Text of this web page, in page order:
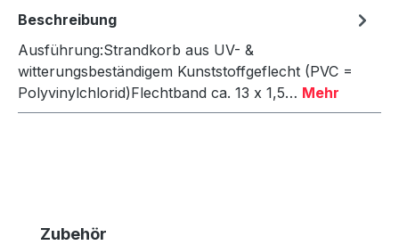
Beschreibung
Ausführung:Strandkorb aus UV- &
witterungsbeständigem Kunststoffgeflecht (PVC =
Polyvinylchlorid)Flechtband ca. 13 x 1,5… Mehr
Produktgalerie überspringen
Zubehör